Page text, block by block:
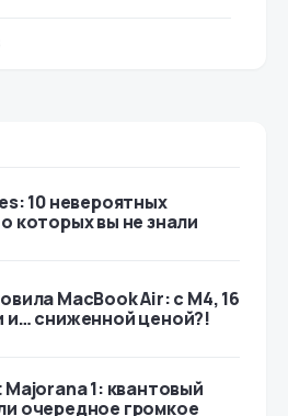
10 невероятных
которых вы не знали
MacBook Air: с M4, 16
и… сниженной ценой?!
1: квантовый
очередное громкое